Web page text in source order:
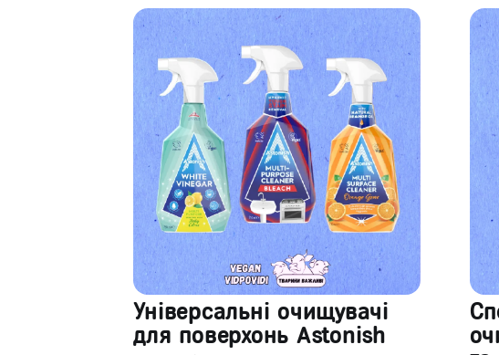
Універсальні очищувачі
для поверхонь Astonish